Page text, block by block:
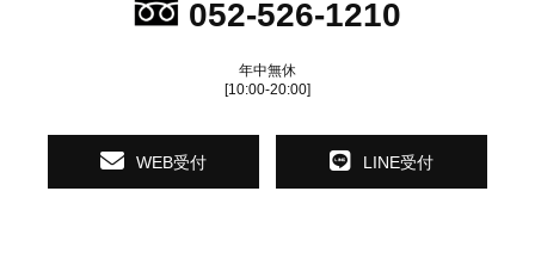
052-526-1210
年中無休
[10:00-20:00]
WEB受付 LINE受付